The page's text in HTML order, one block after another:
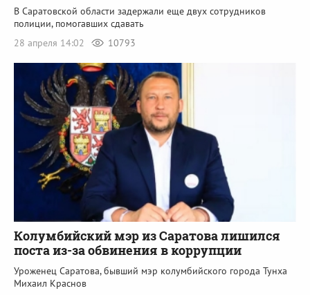
В Саратовской области задержали еще двух сотрудников
полиции, помогавших сдавать
28 апреля 14:02
10793
Колумбийский мэр из Саратова лишился
поста из-за обвинения в коррупции
Уроженец Саратова, бывший мэр колумбийского города Тунха
Михаил Краснов